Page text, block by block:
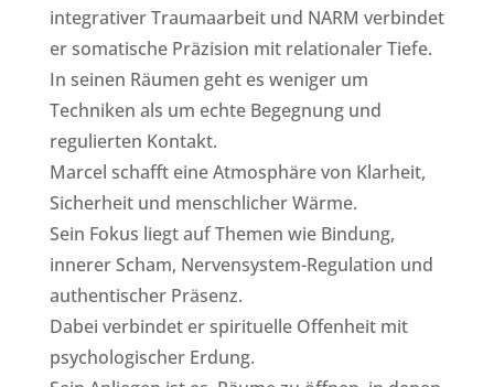
integrativer Traumaarbeit und NARM verbindet
er somatische Präzision mit relationaler Tiefe.
In seinen Räumen geht es weniger um
Techniken als um echte Begegnung und
regulierten Kontakt.
Marcel schafft eine Atmosphäre von Klarheit,
Sicherheit und menschlicher Wärme.
Sein Fokus liegt auf Themen wie Bindung,
innerer Scham, Nervensystem-Regulation und
authentischer Präsenz.
Dabei verbindet er spirituelle Offenheit mit
psychologischer Erdung.